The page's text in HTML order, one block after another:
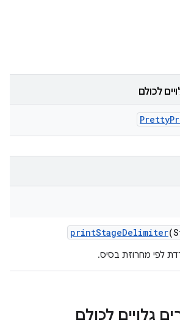
לכולם
Pretty
printStageDelimiter
לפי מחרוזת בסיס.
גלויים לכולם